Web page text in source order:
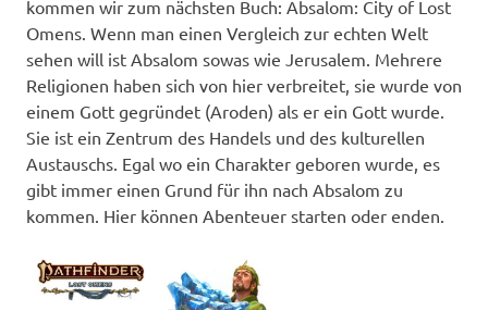
kommen wir zum nächsten Buch: Absalom: City of Lost
Omens. Wenn man einen Vergleich zur echten Welt
sehen will ist Absalom sowas wie Jerusalem. Mehrere
Religionen haben sich von hier verbreitet, sie wurde von
einem Gott gegründet (Aroden) als er ein Gott wurde.
Sie ist ein Zentrum des Handels und des kulturellen
Austauschs. Egal wo ein Charakter geboren wurde, es
gibt immer einen Grund für ihn nach Absalom zu
kommen. Hier können Abenteuer starten oder enden.